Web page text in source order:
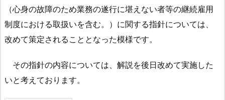
（心身の故障のため業務の遂行に堪えない者等の継続雇用
制度における取扱いを含む。）に関する指針については、
改めて策定されることとなった模様です。
その指針の内容については、解説を後日改めて実施した
いと考えております。